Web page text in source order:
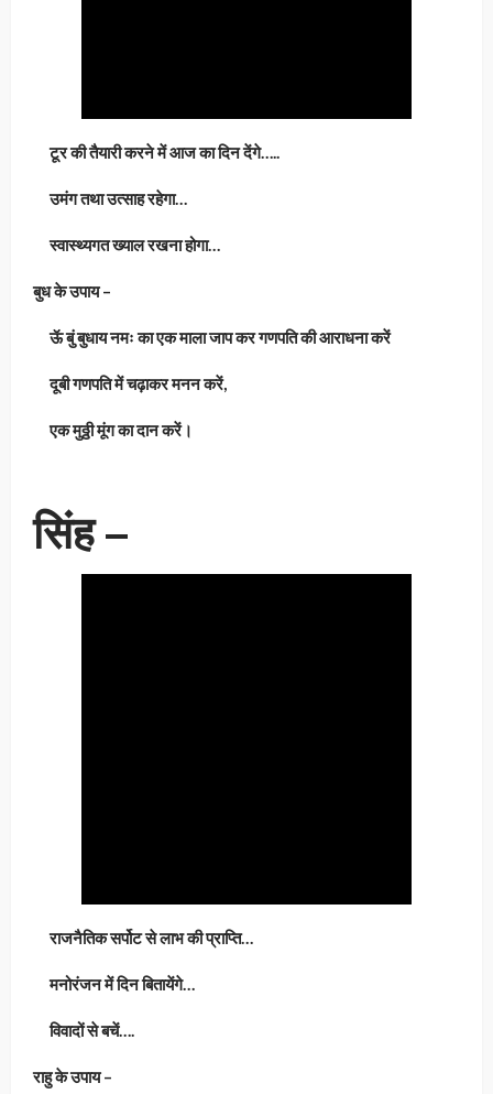
टूर की तैयारी करने में आज का दिन देंगे…..
उमंग तथा उत्साह रहेगा…
स्वास्थ्यगत ख्याल रखना होगा…
बुध के उपाय –
ऊॅ बुं बुधाय नमः का एक माला जाप कर गणपति की आराधना करें
दूबी गणपति में चढ़ाकर मनन करें,
एक मुठ्ठी मूंग का दान करें।
सिंह –
राजनैतिक सर्पोट से लाभ की प्राप्ति…
मनोरंजन में दिन बितायेंगे…
विवादों से बचें….
राहु के उपाय –